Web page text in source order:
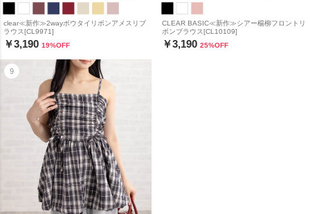
clear≪新作≫2wayボウタイリボンアメスリブ
ラウス[CL9971]
￥3,190 19%OFF
CLEAR BASIC≪新作≫シアー楊柳フロントリ
ボンブラウス[CL10109]
￥3,190 25%OFF